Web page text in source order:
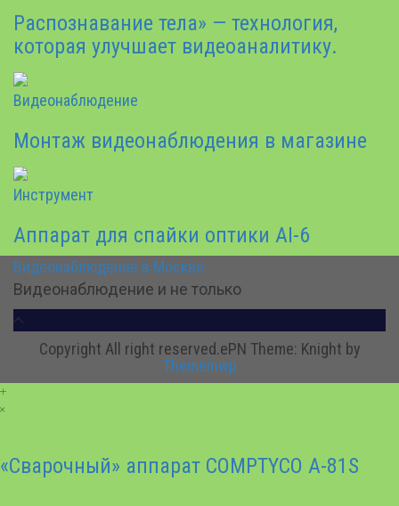
Распознавание тела» — технология,
которая улучшает видеоаналитику.
Видеонаблюдение
Монтаж видеонаблюдения в магазине
Инструмент
Аппарат для спайки оптики AI-6
Видеонаблюдение в Москве
Видеонаблюдение и не только
Copyright All right reserved.ePN Theme: Knight by
Themeinwp
«Сварочный» аппарат COMPTYCO A-81S